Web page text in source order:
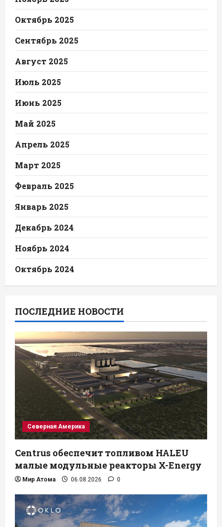
Октябрь 2025
Сентябрь 2025
Август 2025
Июль 2025
Июнь 2025
Май 2025
Апрель 2025
Март 2025
Февраль 2025
Январь 2025
Декабрь 2024
Ноябрь 2024
Октябрь 2024
ПОСЛЕДНИЕ НОВОСТИ
Северная Америка
Centrus обеспечит топливом HALEU
малые модульные реакторы X-Energy
Мир Атома 06.08.2026 0